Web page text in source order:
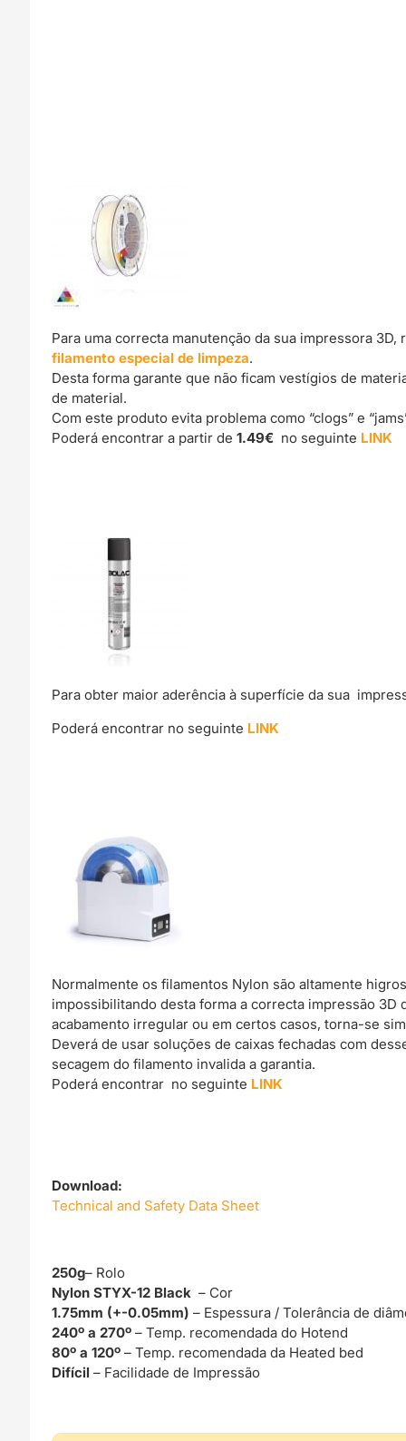
Para uma correcta manutenção da sua impressora
filamento especial de limpeza.
Desta forma garante que não ficam vestígios de
de material.
Com este produto evita problema como “clogs” e
Poderá encontrar a partir de1.49€ no seguinte LINK
Para obter maior aderência à superfície da sua
Poderá encontrar no seguinte LINK
Normalmente os filamentos Nylon são altamente
impossibilitando desta forma a correcta impressão
acabamento irregular ou em certos casos, torna-se
Deverá de usar soluções de caixas fechadas com
secagem do filamento invalida a garantia.
Poderá encontrar no seguinte LINK
Download:
Technical and Safety Data Sheet
250g– Rolo
Nylon STYX-12 Black– Cor
1.75mm (+-0.05mm) – Espessura / Tolerância de
240º a 270º – Temp. recomendada do Hotend
80º a 120º– Temp. recomendada da Heated bed
Difícil– Facilidade de Impressão